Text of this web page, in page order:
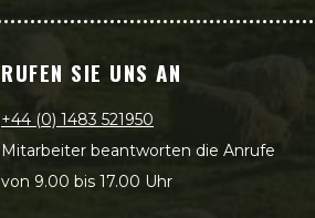
RUFEN SIE UNS AN
+44 (0) 1483 521950
Mitarbeiter beantworten die Anrufe
von 9.00 bis 17.00 Uhr